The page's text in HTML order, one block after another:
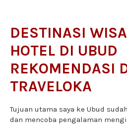
DESTINASI
HOTEL DI UBUD
REKOMENDASI
TRAVELOKA
Tujuan utama saya ke Ubud
dan mencoba pengalaman